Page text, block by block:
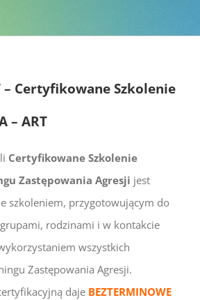
– Certyfikowane Szkolenie
– ART
Certyfikowane Szkolenie
Zastępowania Agresji jest
szkoleniem, przygotowującym do
rodzinami i w kontakcie
wszystkich
Zastępowania Agresji.
daje BEZTERMINOWE